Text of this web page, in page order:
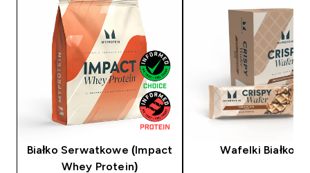
Białko Serwatkowe (Impact
Whey Protein)
Wafelki